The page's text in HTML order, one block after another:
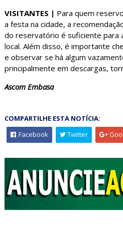
VISITANTES | Para quem
a festa na cidade, a
do reservatório é suficiente para
local. Além disso, é importante
e observar se há algum
principalmente em descargas,
Ascom Embasa
COMPARTILHE ESTA NOTÍCIA:
Facebook
Twitter